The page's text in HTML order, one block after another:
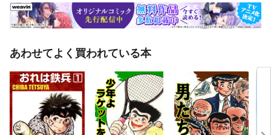
あわせてよく買われている本